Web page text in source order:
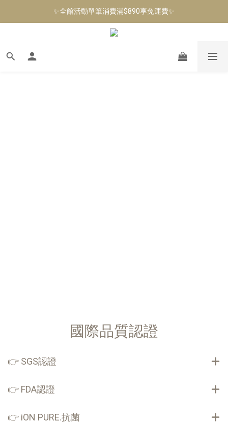
✨加入會員即可獲得$100購物金，生日當月再送生日禮金✨
✨全館活動單筆消費滿$890享免運費✨
✨加入會員即可獲得$100購物金，生日當月再送生日禮金✨
國際品質認證
👉 SGS認證
👉 FDA認證
👉 iON PURE.抗菌